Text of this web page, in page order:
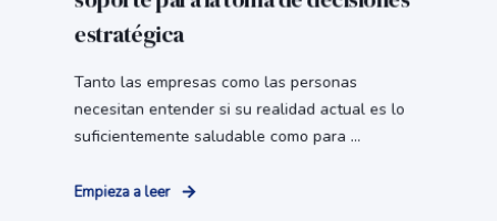
estratégica
Tanto las empresas como las personas
necesitan entender si su realidad actual es lo
suficientemente saludable como para ...
Empieza a leer